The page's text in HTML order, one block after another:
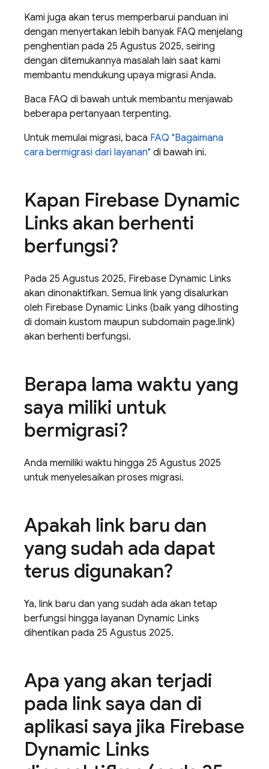
Kami juga akan terus memperbarui panduan ini
dengan menyertakan lebih banyak FAQ menjelang
penghentian pada 25 Agustus 2025, seiring
dengan ditemukannya masalah lain saat kami
membantu mendukung upaya migrasi Anda.
Baca FAQ di bawah untuk membantu menjawab
beberapa pertanyaan terpenting.
Untuk memulai migrasi, baca FAQ "Bagaimana
cara bermigrasi dari layanan" di bawah ini.
Kapan Firebase Dynamic
Links akan berhenti
berfungsi?
Pada 25 Agustus 2025, Firebase Dynamic Links
akan dinonaktifkan. Semua link yang disalurkan
oleh Firebase Dynamic Links (baik yang dihosting
di domain kustom maupun subdomain page.link)
akan berhenti berfungsi.
Berapa lama waktu yang
saya miliki untuk
bermigrasi?
Anda memiliki waktu hingga 25 Agustus 2025
untuk menyelesaikan proses migrasi.
Apakah link baru dan
yang sudah ada dapat
terus digunakan?
Ya, link baru dan yang sudah ada akan tetap
berfungsi hingga layanan Dynamic Links
dihentikan pada 25 Agustus 2025.
Apa yang akan terjadi
pada link saya dan di
aplikasi saya jika Firebase
Dynamic Links